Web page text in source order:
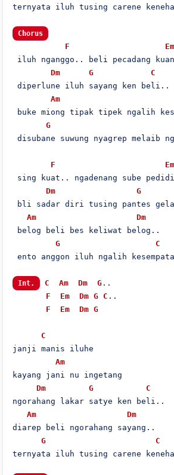
ternyata iluh tusing carene
Chorus
F
Em
iluh nganggo.. beli pecadang
Dm
G
C
diperlune iluh sayang ken beli..
Am
buke miong tipak tipek ngalih
G
disubane suwung nyagrep melaib
F
Em
sing kuat.. ngadenang sube
Dm
G
bli sadar diri tusing pantes
Am
Dm
belog beli bes keliwat belog..
G
C
ento anggon iluh ngalih
Int. C Am Dm G ..
F
Em Dm G C ..
F
Em Dm G
C
janji manis iluhe
Am
kayang jani nu ingetang
Dm
G
C
ngorahang lakar satye ken beli..
Am
Dm
diarep beli ngorahang sayang..
G
C
ternyata iluh tusing carene